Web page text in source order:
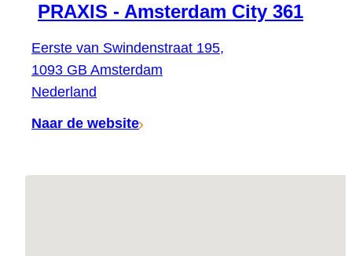
PRAXIS - Amsterdam City 361
Eerste van Swindenstraat 195,
1093 GB Amsterdam
Nederland
Naar de website